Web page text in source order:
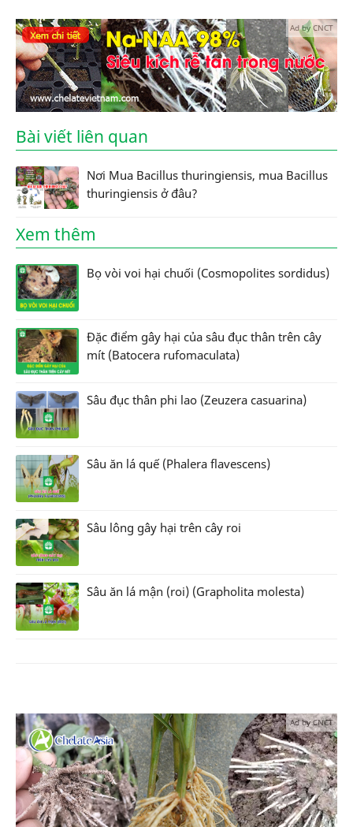
Ad by CNCT
Bài viết liên quan
Nơi Mua Bacillus thuringiensis, mua Bacillus
thuringiensis ở đâu?
Xem thêm
Bọ vòi voi hại chuối (Cosmopolites sordidus)
Đặc điểm gây hại của sâu đục thân trên cây
mít (Batocera rufomaculata)
Sâu đục thân phi lao (Zeuzera casuarina)
Sâu ăn lá quế (Phalera flavescens)
Sâu lông gây hại trên cây roi
Sâu ăn lá mận (roi) (Grapholita molesta)
Ad by CNCT